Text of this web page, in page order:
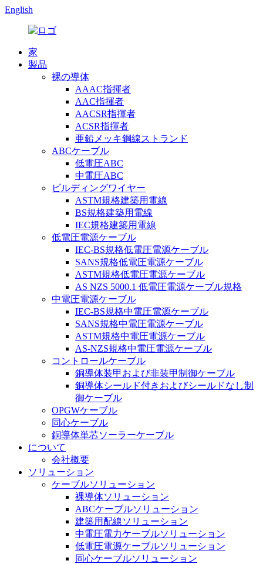
English
家
製品
裸の導体
AAAC指揮者
AAC指揮者
AACSR指揮者
ACSR指揮者
亜鉛メッキ鋼線ストランド
ABCケーブル
低電圧ABC
中電圧ABC
ビルディングワイヤー
ASTM規格建築用電線
BS規格建築用電線
IEC規格建築用電線
低電圧電源ケーブル
IEC-BS規格低電圧電源ケーブル
SANS規格低電圧電源ケーブル
ASTM規格低電圧電源ケーブル
AS NZS 5000.1 低電圧電源ケーブル規格
中電圧電源ケーブル
IEC-BS規格中電圧電源ケーブル
SANS規格中電圧電源ケーブル
ASTM規格中電圧電源ケーブル
AS-NZS規格中電圧電源ケーブル
コントロールケーブル
銅導体装甲および非装甲制御ケーブル
銅導体シールド付きおよびシールドなし制
御ケーブル
OPGWケーブル
同心ケーブル
銅導体単芯ソーラーケーブル
について
会社概要
ソリューション
ケーブルソリューション
裸導体ソリューション
ABCケーブルソリューション
建築用配線ソリューション
中電圧電力ケーブルソリューション
低電圧電源ケーブルソリューション
同心ケーブルソリューション